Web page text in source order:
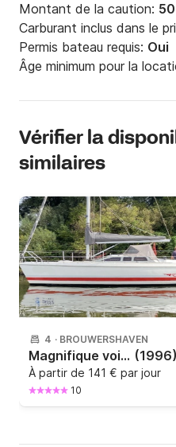
Montant de la caution:
Carburant inclus dans le
Permis bateau requis: Oui
Âge minimum pour la
Vérifier la
similaires
4 · BROUWERSHAVEN
Magnifique voilier 28i 1996 (1996)
À partir de 141 € par jour
10